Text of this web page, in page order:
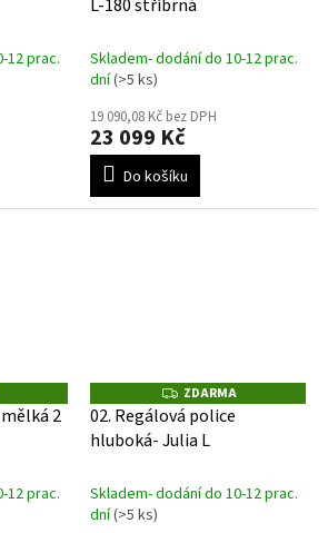
12 prac.
R
L-180 stříbrná
Skladem- dodání do 10-12 prac.
dní(>5 ks)
19 090,08 Kč bez DPH
23 099 Kč
Do košíku
2
12 prac.
Z
D
A
R
ZDARMA
02. Regálová police
hluboká- Julia L
Skladem- dodání do 10-12 prac.
dní(>5 ks)